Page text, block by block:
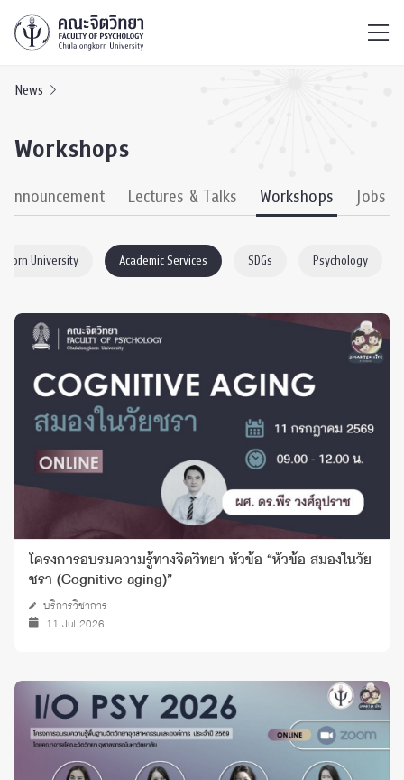
News
Workshops
Lectures & Talks Workshops Jobs
University Academic Services SDGs Psychology
โครงการอบรมความรู้ทางจิตวิทยา หัวข้อ “หัวข้อ สมองในวัย
ชรา (Cognitive aging)”
บริการวิชาการ
11 Jul 2026